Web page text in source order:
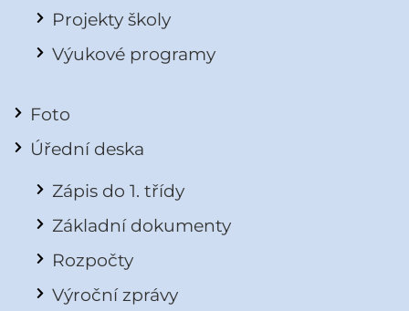
Projekty školy
Výukové programy
Foto
Úřední deska
Zápis do 1. třídy
Základní dokumenty
Rozpočty
Výroční zprávy